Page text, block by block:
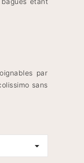
par
sans
